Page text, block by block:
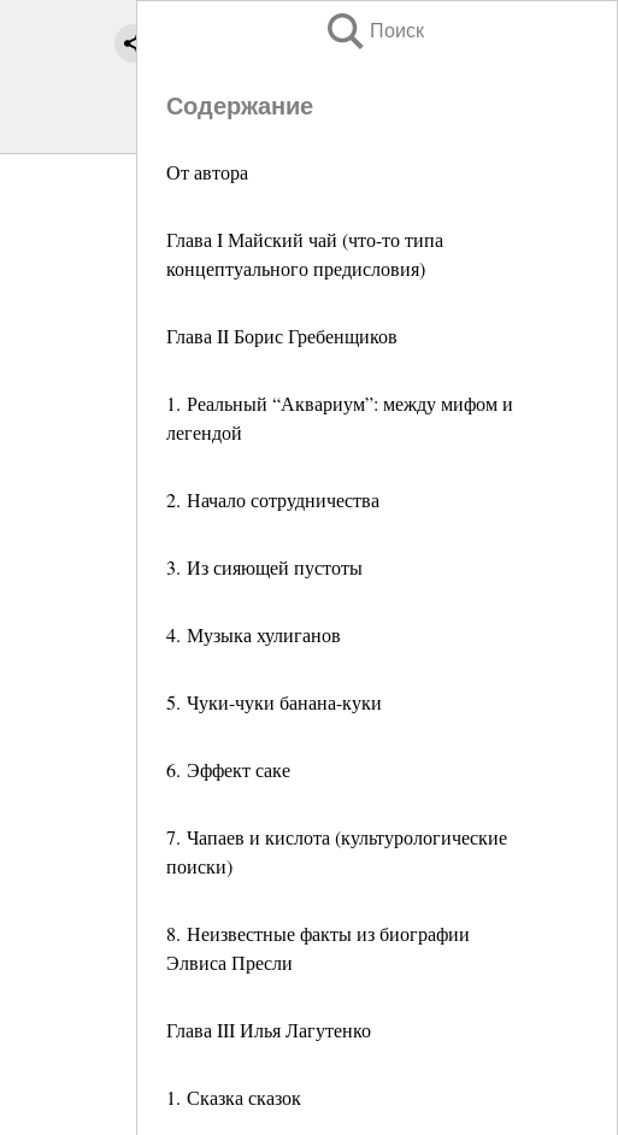
Поиск
Содержание
От автора
Глава I Майский чай (что-то типа
концептуального предисловия)
Глава II Борис Гребенщиков
1. Реальный “Аквариум”: между мифом и
легендой
2. Начало сотрудничества
3. Из сияющей пустоты
4. Музыка хулиганов
5. Чуки-чуки банана-куки
6. Эффект саке
7. Чапаев и кислота (культурологические
поиски)
8. Неизвестные факты из биографии
Элвиса Пресли
Глава III Илья Лагутенко
1. Сказка сказок